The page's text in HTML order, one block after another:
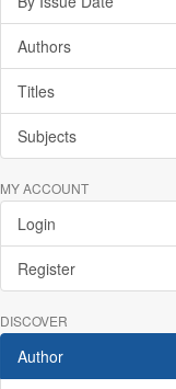
Authors
Titles
Subjects
MY ACCOUNT
Login
Register
DISCOVER
Author